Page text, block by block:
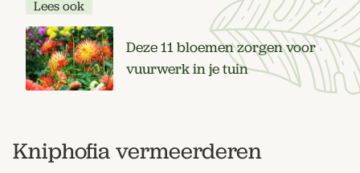
Lees ook
Deze 11 bloemen zorgen voor
vuurwerk in je tuin
Kniphofia vermeerderen